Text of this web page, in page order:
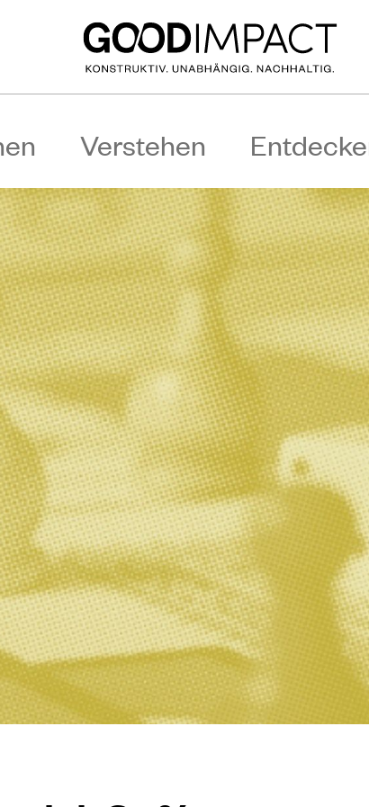
Verstehen